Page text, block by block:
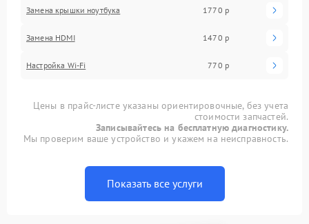
Замена крышки ноутбука 1770 р
Замена HDMI 1470 р
Настройка Wi-Fi 770 р
Цены в прайс-листе указаны ориентировочные, без учета
стоимости запчастей.
Записывайтесь на бесплатную диагностику.
Мы проверим ваше устройство и укажем на неисправность.
Показать все услуги